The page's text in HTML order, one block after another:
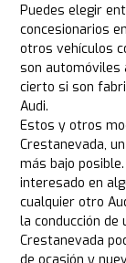
Puedes elegir
concesionarios
otros vehículos
son automóviles
cierto si son
Audi.
Estos y otros
Crestanevada,
más bajo
interesado en
cualquier otro
la conducción de
Crestanevada